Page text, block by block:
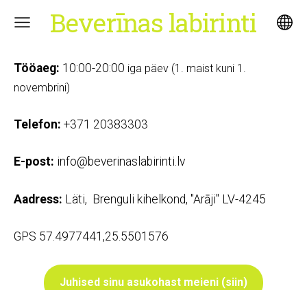
Beverīnas labirinti
Tööaeg: 10:00-20:00 iga päev (1. maist kuni 1.
novembrini)
Telefon: +371 20383303
E-post: info@beverinaslabirinti.lv
Aadress: Läti, Brenguli kihelkond, "Arāji" LV-4245
GPS 57.4977441,25.5501576
Juhised sinu asukohast meieni (siin)